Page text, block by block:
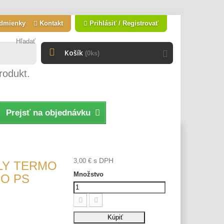
Prihlásiť / Registrovať
Kontakt
Hľadať
Košík (0ks)
Prejsť na objednávku
TERMO
PS
3,00 € s DPH
Množstvo
Kúpiť